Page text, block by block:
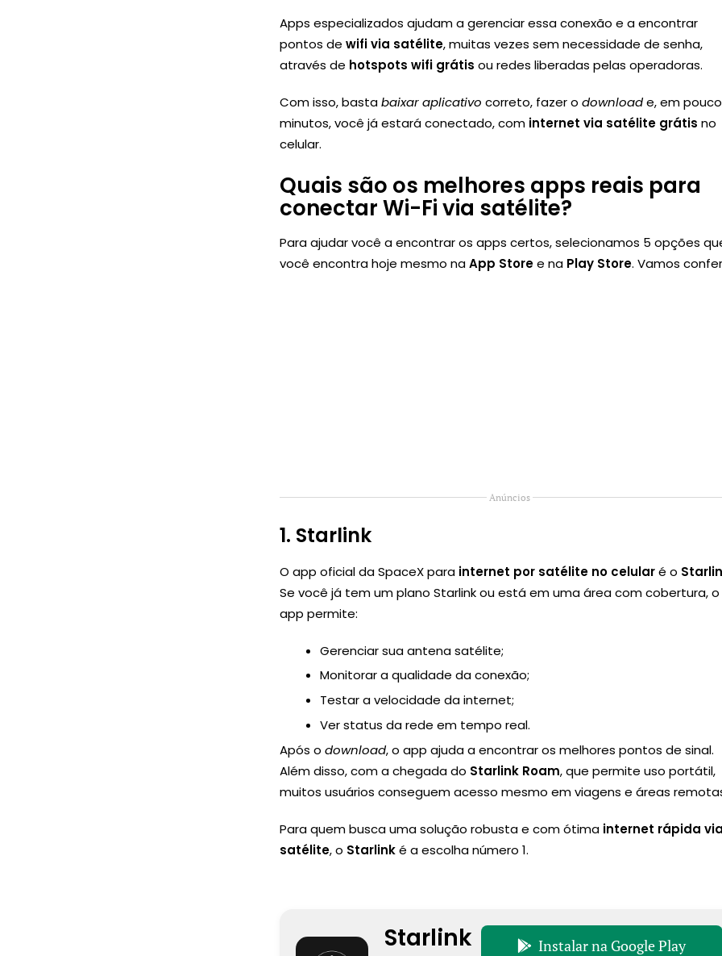
Apps especializados ajudam a gerenciar essa conexão e a encontrar
pontos dewifi via satélite, muitas vezes sem necessidade de senha,
através de hotspots wifi grátis ou redes liberadas pelas operadoras.
Com isso, bastabaixar aplicativo correto, fazer odownloade, em
minutos, você já estará conectado, com internet via satélite grátis no
celular.
Quais são os melhores apps reais para
conectar Wi-Fi via satélite?
Para ajudar você a encontrar os apps certos, selecionamos 5 opções
você encontra hoje mesmo naApp Storee na Play Store. Vamos
Anúncios
1. Starlink
O app oficial da SpaceX para internet por satélite no celularé o
Se você já tem um plano Starlink ou está em uma área com cobertura, o
app permite:
Gerenciar sua antena satélite;
Monitorar a qualidade da conexão;
Testar a velocidade da internet;
Ver status da rede em tempo real.
Após odownload, o app ajuda a encontrar os melhores pontos de sinal.
Além disso, com a chegada do Starlink Roam, que permite uso portátil,
muitos usuários conseguem acesso mesmo em viagens e áreas
Para quem busca uma solução robusta e com ótima internet rápida
satélite, o Starlinké a escolha número 1.
Starlink Instalar na Google Play